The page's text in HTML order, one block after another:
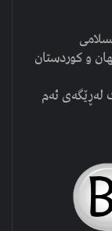
و کوردستان
لەڕێگەی ئەم